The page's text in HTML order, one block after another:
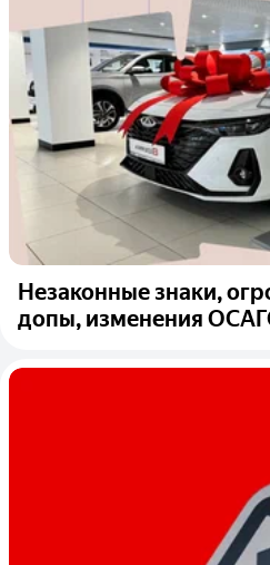
Незаконные знаки,
допы, изменения